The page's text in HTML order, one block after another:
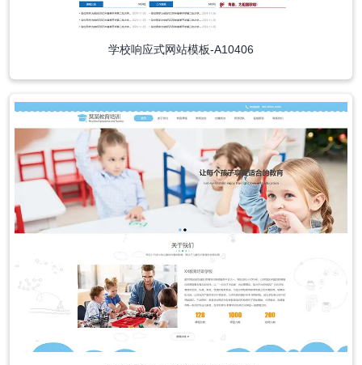
学校响应式网站模板-A10406